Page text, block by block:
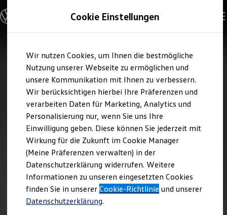
Hauptinhalt
springen
Footer
springen
Modelle und Konfigurator
Konfigurator
Modelle vergleichen
Elektroautos
ENERGY Sondermodelle
Nutzfahrzeuge
SUV und CUV
Familienautos
Kombis
Kompaktwagen
Sportwagen
Schnell verfügbare Fahrzeuge
Angebote und Produkte
Aktuelle Angebote
E-Auto-Förderung
Volkswagen Marktplatz
Die ENERGY Sondermodelle
Junge Gebrauchtwagen und Gebrauchtwagen
Volkswagen Zertifizierte Gebrauchtwagen
Elektromobilität bei Gebrauchtwagen
Cookie Einstellungen
Wir nutzen Cookies, um Ihnen die bestmögliche
Nutzung unserer Webseite zu ermöglichen und
unsere Kommunikation mit Ihnen zu verbessern.
Wir berücksichtigen hierbei Ihre Präferenzen und
verarbeiten Daten für Marketing, Analytics und
Personalisierung nur, wenn Sie uns Ihre
Einwilligung geben. Diese können Sie jederzeit mit
Wirkung für die Zukunft im Cookie Manager
(Meine Präferenzen verwalten) in der
Datenschutzerklärung widerrufen. Weitere
Informationen zu unseren eingesetzten Cookies
finden Sie in unsererCookie-Richtlinie und unserer
Datenschutzerklärung.